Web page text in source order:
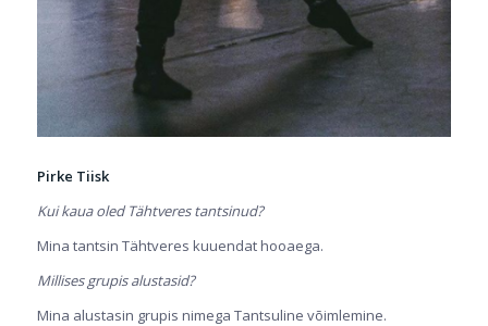
Pirke Tiisk
Kui kaua oled Tähtveres tantsinud?
Mina tantsin Tähtveres kuuendat hooaega.
Millises grupis alustasid?
Mina alustasin grupis nimega Tantsuline võimlemine.